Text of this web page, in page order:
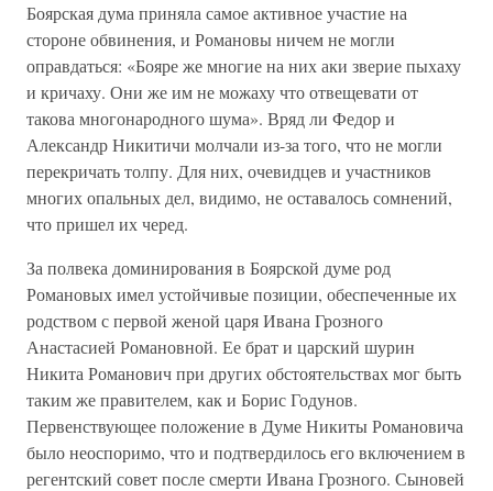
Боярская дума приняла самое активное участие на
стороне обвинения, и Романовы ничем не могли
оправдаться: «Бояре же многие на них аки зверие пыхаху
и кричаху. Они же им не можаху что отвещевати от
такова многонародного шума». Вряд ли Федор и
Александр Никитичи молчали из-за того, что не могли
перекричать толпу. Для них, очевидцев и участников
многих опальных дел, видимо, не оставалось сомнений,
что пришел их черед.
За полвека доминирования в Боярской думе род
Романовых имел устойчивые позиции, обеспеченные их
родством с первой женой царя Ивана Грозного
Анастасией Романовной. Ее брат и царский шурин
Никита Романович при других обстоятельствах мог быть
таким же правителем, как и Борис Годунов.
Первенствующее положение в Думе Никиты Романовича
было неоспоримо, что и подтвердилось его включением в
регентский совет после смерти Ивана Грозного. Сыновей